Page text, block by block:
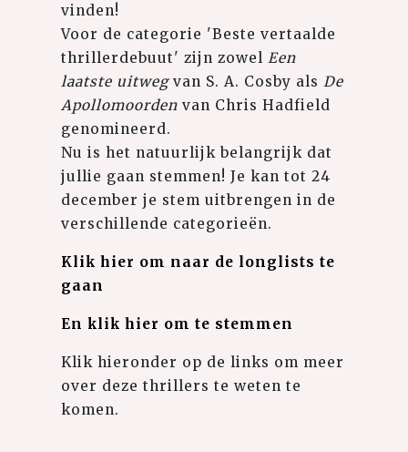
vinden!
Voor de categorie 'Beste vertaalde
thrillerdebuut' zijn zowel Een
laatste uitwegvan S. A. Cosby als De
Apollomoordenvan Chris Hadfield
genomineerd.
Nu is het natuurlijk belangrijk dat
jullie gaan stemmen! Je kan tot 24
december je stem uitbrengen in de
verschillende categorieën.
Klik hier om naar de longlists te
gaan
En klik hier om te stemmen
Klik hieronder op de links om meer
over deze thrillers te weten te
komen.